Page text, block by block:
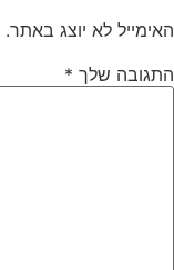
האימייל לא יוצג באתר.
התגובה שלך *